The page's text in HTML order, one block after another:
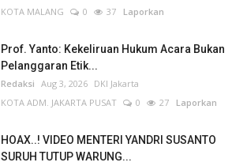
KOTA MALANG
0 37 Laporkan
Prof. Yanto: Kekeliruan Hukum Acara Bukan
Pelanggaran Etik...
Redaksi Aug 3, 2026 DKI Jakarta
KOTA ADM. JAKARTA PUSAT
0 27 Laporkan
HOAX..! VIDEO MENTERI YANDRI SUSANTO
SURUH TUTUP WARUNG...